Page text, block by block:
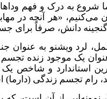
شروع به درک و فهم
می‌کنیم، «هر آنچه در
لرد ویشنو به عنوان
یک موجود زنده
استاندارد و
رام تجسم زندگی